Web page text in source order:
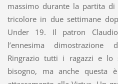
massimo durante la partita
tricolore in due settimane
Under 19. Il patron
l’ennesima dimostrazione
Ringrazio tutti i ragazzi e lo
bisogno, ma anche questa